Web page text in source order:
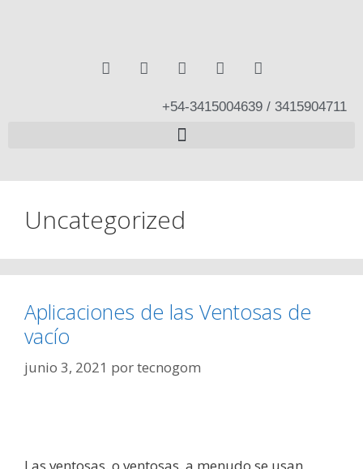
+54-3415004639 / 3415904711
Uncategorized
Aplicaciones de las Ventosas de
vacío
junio 3, 2021 portecnogom
Las ventosas, o ventosas, a menudo se usan